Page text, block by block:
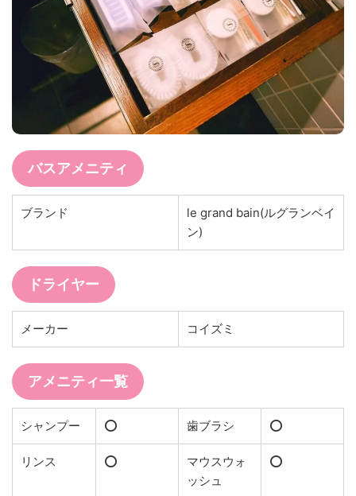
バスアメニティ
ブランド
le grand bain(ルグランベイ
ン)
ドライヤー
メーカー コイズミ
アメニティ一覧
シャンプー ⭕️ 歯ブラシ ⭕️
リンス ⭕️
マウスウォ
ッシュ
⭕️